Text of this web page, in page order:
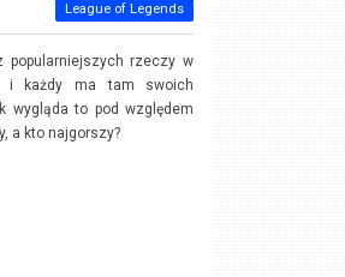
League of Legends
popularniejszych rzeczy w
i każdy ma tam swoich
wygląda to pod względem
a kto najgorszy?